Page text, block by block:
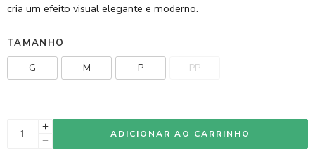
cria um efeito visual elegante e moderno.
TAMANHO
G M P PP
ADICIONAR AO CARRINHO